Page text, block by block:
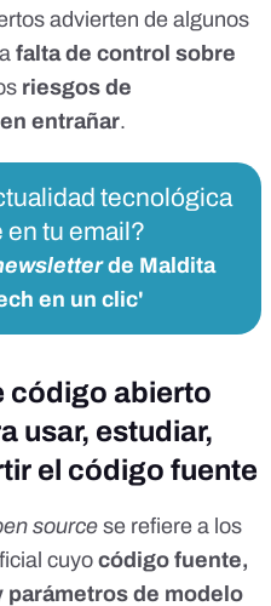
advierten de algunos
falta de control sobre
riesgos de
entrañar.
tecnológica
tu email?
de Maldita
en un clic'
código abierto
usar, estudiar,
el código fuente
sourcese refiere a los
cuyo código fuente,
de modelo